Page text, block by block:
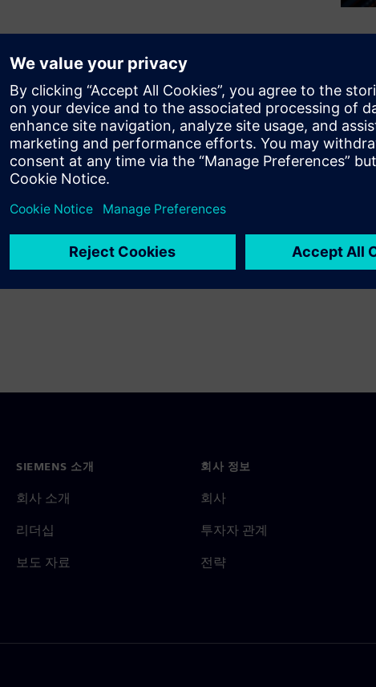
critical challenge of thermal hotspots
of multi-die packages, which
providing IEEE 1838-compliant DFT,
power and thermal analysis tools,
improve reliability, maintain
closure. This integrated and
thermal safety and enhanced test
making it an essential tool for robust
SIEMENS 소개
회사 소개
리더십
보도 자료
회사 정보
회사
투자자 관계
전략